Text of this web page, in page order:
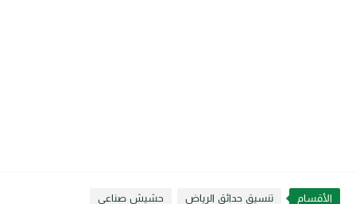
الأقسام تنسيق حدائق الرياض حشيش صناعي